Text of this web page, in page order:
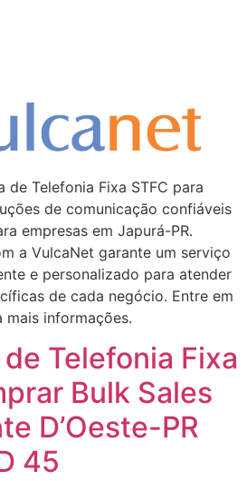
de Telefonia Fixa STFC para
de comunicação confiáveis
empresas em Japurá-PR.
a VulcaNet garante um serviço
e personalizado para atender
de cada negócio. Entre em
informações.
Telefonia Fixa
Bulk Sales
D’Oeste-PR
45